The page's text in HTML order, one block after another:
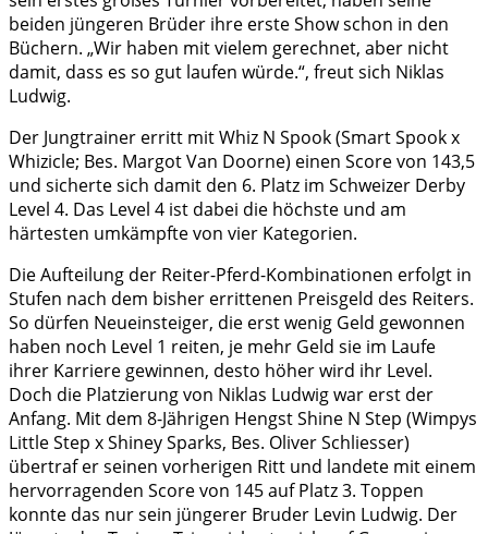
beiden jüngeren Brüder ihre erste Show schon in den
Büchern. „Wir haben mit vielem gerechnet, aber nicht
damit, dass es so gut laufen würde.“, freut sich Niklas
Ludwig.
Der Jungtrainer erritt mit Whiz N Spook (Smart Spook x
Whizicle; Bes. Margot Van Doorne) einen Score von 143,5
und sicherte sich damit den 6. Platz im Schweizer Derby
Level 4. Das Level 4 ist dabei die höchste und am
härtesten umkämpfte von vier Kategorien.
Die Aufteilung der Reiter-Pferd-Kombinationen erfolgt in
Stufen nach dem bisher errittenen Preisgeld des Reiters.
So dürfen Neueinsteiger, die erst wenig Geld gewonnen
haben noch Level 1 reiten, je mehr Geld sie im Laufe
ihrer Karriere gewinnen, desto höher wird ihr Level.
Doch die Platzierung von Niklas Ludwig war erst der
Anfang. Mit dem 8-Jährigen Hengst Shine N Step (Wimpys
Little Step x Shiney Sparks, Bes. Oliver Schliesser)
übertraf er seinen vorherigen Ritt und landete mit einem
hervorragenden Score von 145 auf Platz 3. Toppen
konnte das nur sein jüngerer Bruder Levin Ludwig. Der